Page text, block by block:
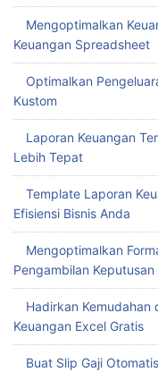
Mengoptimalkan
Keuangan Spreadsheet
Optimalkan
Kustom
Laporan Keuangan
Lebih Tepat
Template Laporan
Efisiensi Bisnis Anda
Mengoptimalkan
Pengambilan
Hadirkan Kemudahan
Keuangan Excel Gratis
Buat Slip Gaji